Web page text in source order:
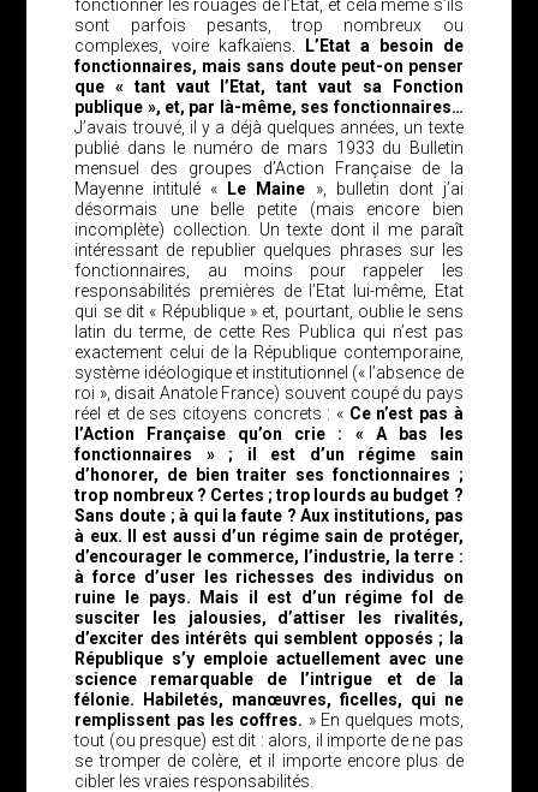
fonctionner les rouages de l’Etat, et cela même s’ils
sont parfois pesants, trop nombreux ou
complexes, voire kafkaïens.
L’Etat a besoin de
fonctionnaires, mais sans doute peut-on penser
que « tant vaut l’Etat, tant vaut sa Fonction
publique », et, par là-même, ses fonctionnaires…
J’avais trouvé, il y a déjà quelques années, un texte
publié dans le numéro de mars 1933 du Bulletin
mensuel des groupes d’Action Française de la
Mayenne intitulé «
Le Maine », bulletin dont j’ai
désormais une belle petite (mais encore bien
incomplète) collection. Un texte dont il me paraît
intéressant de republier quelques phrases sur les
fonctionnaires, au moins pour rappeler les
responsabilités premières de l’Etat lui-même, Etat
qui se dit « République » et, pourtant, oublie le sens
latin du terme, de cette Res Publica qui n’est pas
exactement celui de la République contemporaine,
système idéologique et institutionnel (« l’absence de
roi », disait Anatole France) souvent coupé du pays
réel et de ses citoyens concrets : « Ce n’est pas à
l’Action Française qu’on crie : « A bas les
fonctionnaires » ; il est d’un régime sain
d’honorer, de bien traiter ses fonctionnaires ;
trop nombreux ? Certes ; trop lourds au budget ?
Sans doute ; à qui la faute ? Aux institutions, pas
à eux. Il est aussi d’un régime sain de protéger,
d’encourager le commerce, l’industrie, la terre :
à force d’user les richesses des individus on
ruine le pays. Mais il est d’un régime fol de
susciter les jalousies, d’attiser les rivalités,
d’exciter des intérêts qui semblent opposés ; la
République s’y emploie actuellement avec une
science remarquable de l’intrigue et de la
félonie. Habiletés, manœuvres, ficelles, qui ne
remplissent pas les coffres. » En quelques mots,
tout (ou presque) est dit : alors, il importe de ne pas
se tromper de colère, et il importe encore plus de
cibler les vraies responsabilités.